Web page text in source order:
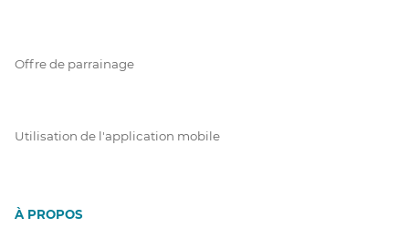
Offre de parrainage
Utilisation de l'application mobile
À PROPOS